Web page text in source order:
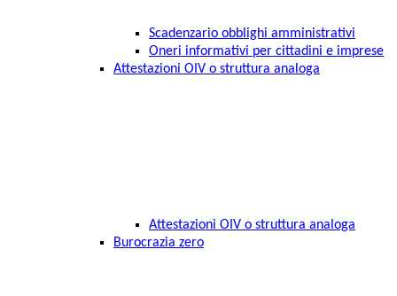
Scadenzario obblighi amministrativi
Oneri informativi per cittadini e imprese
Attestazioni OIV o struttura analoga
Attestazioni OIV o struttura analoga
Burocrazia zero